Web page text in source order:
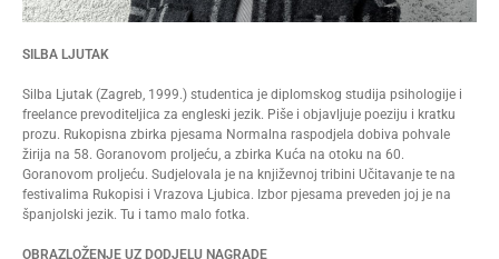
SILBA LJUTAK
Silba Ljutak (Zagreb, 1999.) studentica je diplomskog studija psihologije i
freelance prevoditeljica za engleski jezik. Piše i objavljuje poeziju i kratku
prozu. Rukopisna zbirka pjesama Normalna raspodjela dobiva pohvale
žirija na 58. Goranovom proljeću, a zbirka Kuća na otoku na 60.
Goranovom proljeću. Sudjelovala je na književnoj tribini Učitavanje te na
festivalima Rukopisi i Vrazova Ljubica. Izbor pjesama preveden joj je na
španjolski jezik. Tu i tamo malo fotka.
OBRAZLOŽENJE UZ DODJELU NAGRADE